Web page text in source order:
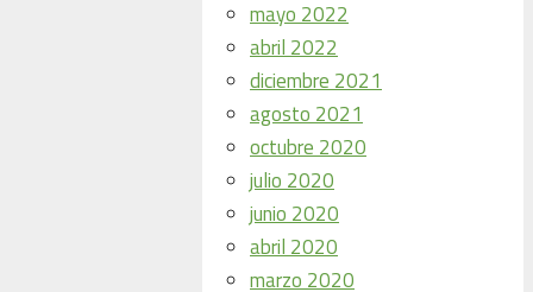
mayo 2022
abril 2022
diciembre 2021
agosto 2021
octubre 2020
julio 2020
junio 2020
abril 2020
marzo 2020